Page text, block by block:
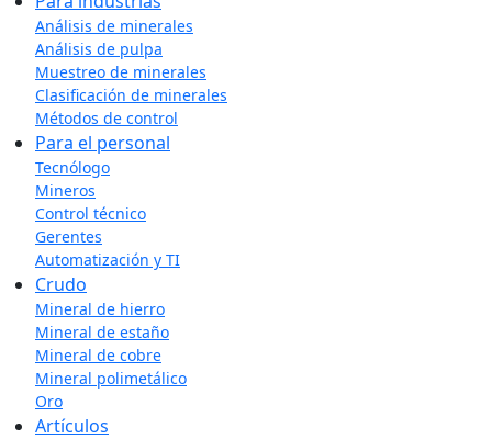
Análisis de minerales
Análisis de pulpa
Muestreo de minerales
Clasificación de minerales
Métodos de control
Para el personal
Tecnólogo
Mineros
Control técnico
Gerentes
Automatización y TI
Crudo
Mineral de hierro
Mineral de estaño
Mineral de cobre
Mineral polimetálico
Oro
Artículos